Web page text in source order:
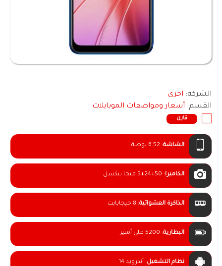
الشركة: اخرى
القسم: أسعار ومواصفات الموبايلات
قارن
الشاشة: 6.52 بوصة
الكاميرا: 5+24+50 ميجا بيكسل
الذاكرة العشوائية: 8 جيجابايت
البطارية: 5200 ملى أمبير
نظام التشغيل: أندرويد 14